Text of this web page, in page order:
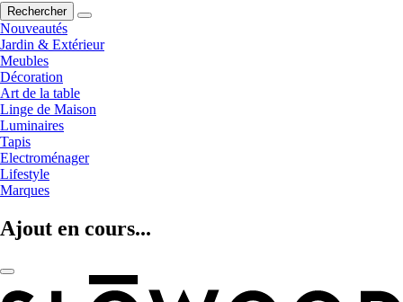
Rechercher
Nouveautés
Jardin & Extérieur
Meubles
Décoration
Art de la table
Linge de Maison
Luminaires
Tapis
Electroménager
Lifestyle
Marques
Ajout en cours...